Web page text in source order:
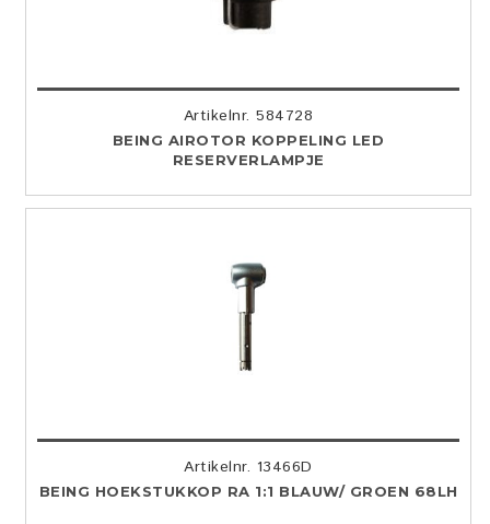
Artikelnr. 584728
BEING AIROTOR KOPPELING LED
RESERVERLAMPJE
Artikelnr. 13466D
BEING HOEKSTUKKOP RA 1:1 BLAUW/ GROEN 68LH